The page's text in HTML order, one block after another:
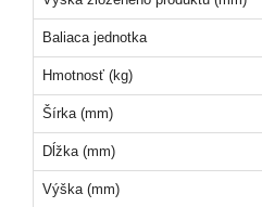
Baliaca jednotka
Hmotnosť (kg)
Šírka (mm)
Dĺžka (mm)
Výška (mm)